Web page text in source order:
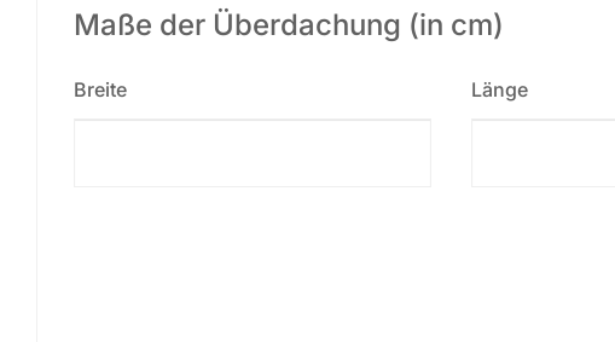
Maße der Überdachung (in cm)
Breite Länge